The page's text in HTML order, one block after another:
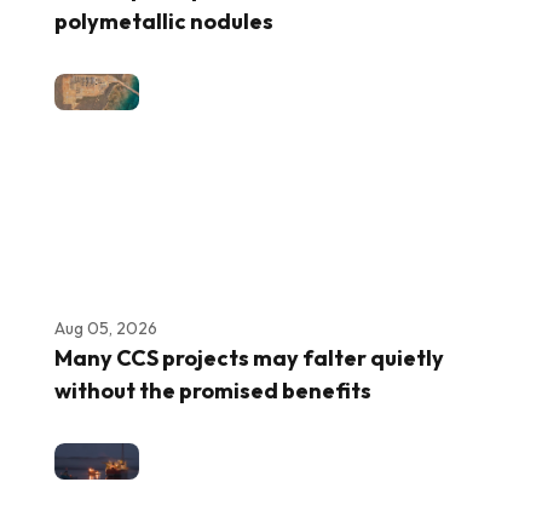
polymetallic nodules
Aug 05, 2026
Many CCS projects may falter quietly
without the promised benefits